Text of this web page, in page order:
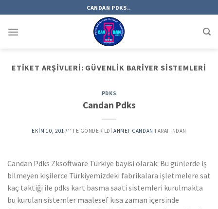
to
content
CANDAN PDKS..
ETIKET ARŞIVLERI: GÜVENLIK BARIYER SISTEMLERI
PDKS
Candan Pdks
EKIM 10, 2017’' TE GÖNDERILDI AHMET CANDAN TARAFINDAN
Candan Pdks Zksoftware Türkiye bayisi olarak: Bu günlerde iş
bilmeyen kişilerce Türkiyemizdeki fabrikalara işletmelere sat
kaç taktiği ile pdks kart basma saati sistemleri kurulmakta
bu kurulan sistemler maalesef kısa zaman içersinde